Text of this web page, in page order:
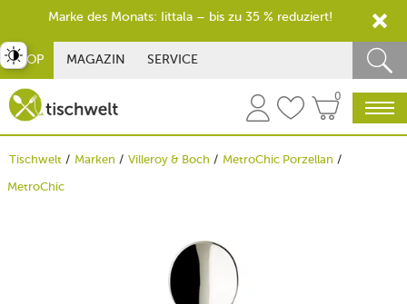
SHOP MAGAZIN SERVICE
0
Tischwelt Marken Villeroy & Boch
MetroChic Porzellan
MetroChic
umschalten
Marke des Monats: Iittala – bis zu 35 % reduziert!